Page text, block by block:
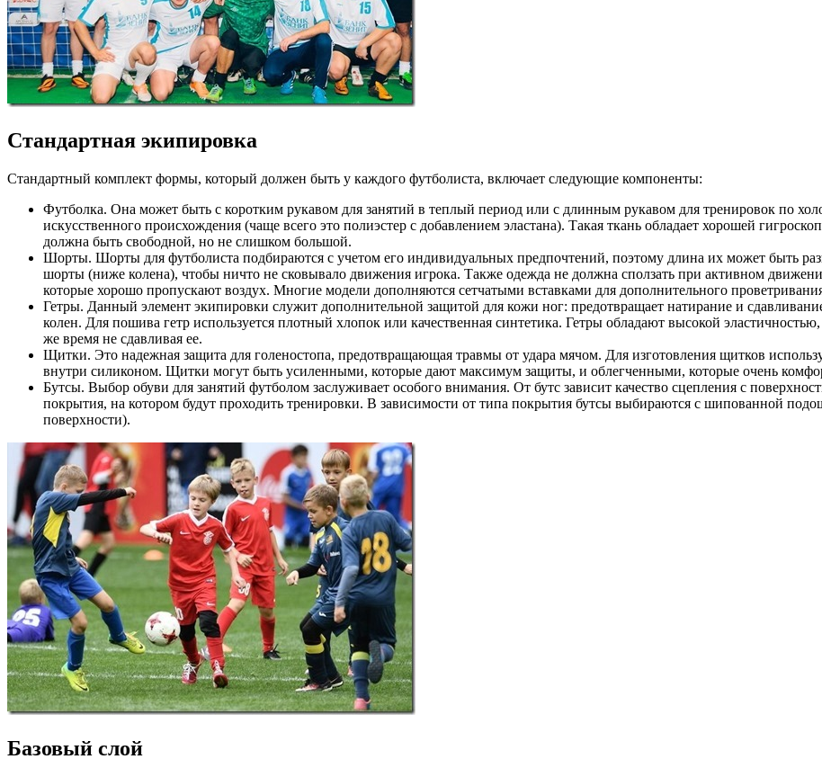
Стандартная экипировка
Стандартный комплект формы, который должен быть у каждого футболиста, включает следующие компоненты:
Футболка. Она может быть с коротким рукавом для занятий в теплый период или с длинным рукавом для тренировок по
искусственного происхождения (чаще всего это полиэстер с добавлением эластана). Такая ткань обладает хорошей
должна быть свободной, но не слишком большой.
Шорты. Шорты для футболиста подбираются с учетом его индивидуальных предпочтений, поэтому длина их может быть
шорты (ниже колена), чтобы ничто не сковывало движения игрока. Также одежда не должна сползать при активном
которые хорошо пропускают воздух. Многие модели дополняются сетчатыми вставками для дополнительного
Гетры. Данный элемент экипировки служит дополнительной защитой для кожи ног: предотвращает натирание и
колен. Для пошива гетр используется плотный хлопок или качественная синтетика. Гетры обладают высокой
же время не сдавливая ее.
Щитки. Это надежная защита для голеностопа, предотвращающая травмы от удара мячом. Для изготовления щитков
внутри силиконом. Щитки могут быть усиленными, которые дают максимум защиты, и облегченными, которые очень
Бутсы. Выбор обуви для занятий футболом заслуживает особого внимания. От бутс зависит качество сцепления с
покрытия, на котором будут проходить тренировки. В зависимости от типа покрытия бутсы выбираются с шипованной
поверхности).
Базовый слой